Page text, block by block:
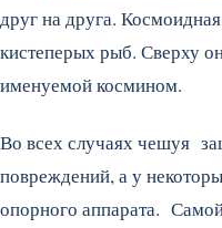
друг на друга.
кистеперых рыб. Сверху
именуемой космином.
Во всех случаях чешуя
повреждений, а у
опорного аппарата.